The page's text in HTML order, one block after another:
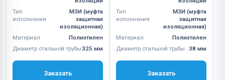
Тип
исполнения
МЗИ (муфта
защитная
изоляционная)
Материал
Полиэтилен
Диаметр стальной трубы325 мм
Заказать
Тип
исполнения
МЗИ (муфта
защитная
изоляционная)
Материал
Полиэтилен
Диаметр стальной трубы
38 мм
Заказать